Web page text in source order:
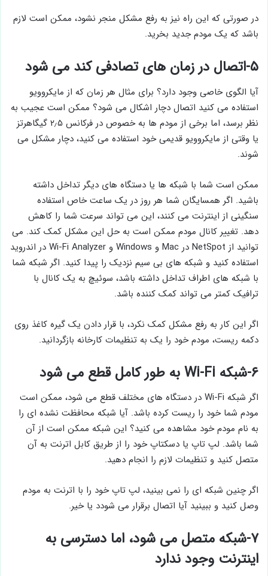
در صورتی که این راه نیز به رفع مشکل منجر نشود، ممکن است لازم
باشد که یک مودم جدید بخرید.
۵-اتصال در زمان های تصادفی کند می شود
آیا الگوی خاصی وجود دارد؟ برای مثال هر زمان که از مایکروویو
استفاده می کنید اتصال دچار اشکال می شود؟ ممکن است عجیب به
نظر برسد، اما برخی از مودم ها به خصوص در فرکانس ۲٫۵ گیگاهرتز
یا وقتی از مایکروویو قدیمی خود استفاده می کنید، دچار مشکل می
شوند.
ممکن است شما با شبکه ها یا دستگاه های دیگر تداخل داشته
باشید. اگر همسایگان شما هر روز در یک ساعت خاص استفاده
سنگینی از اینترنت می کنند، این می تواند سرعت شما را کاهش
دهد. تغییر کانال مودم ممکن است به حل این مشکل کمک کند. می
توانید از NetSpot در Mac و Windows و Wi-Fi Analyzer در اندروید
استفاده کنید و شبکه های بی سیم نزدیک را پیدا کنید. اگر شبکه شما
با شبکه های اطراف تداخل داشته باشد، سوئیچ به یک کانال با
ترافیک کمتر می تواند کمک کننده باشد.
اگر این کار به رفع مشکل کمک نکرد، با قرار دادن یک گیره کاغذ روی
دکمه ریست، مودم خود را یک به تنظیمات کارخانه بازگردانید.
۶-شبکه Wi-Fi به طور کامل قطع می شود
اگر شبکه Wi-Fi در دستگاه های مختلف قطع می شود، ممکن است
مودم شما خود را ریست کرده باشد. آیا شبکه محافظت نشده ای را
به نام مودم خود مشاهده می کنید؟ این شبکه ممکن است از آن
شما باشد. لپ تاپ یا دسکتاپ خود را از طریق کابل اترنت به آن
متصل کنید و تنظیمات لازم را انجام دهید.
اگر چنین شبکه ای را نمی بینید، لپ تاپ خود را با اترنت به مودم
وصل کنید و ببینید آیا اتصال برقرار می شودد یا خیر.
۷-شبکه متصل می شود، اما دسترسی به
اینترنت وجود ندارد